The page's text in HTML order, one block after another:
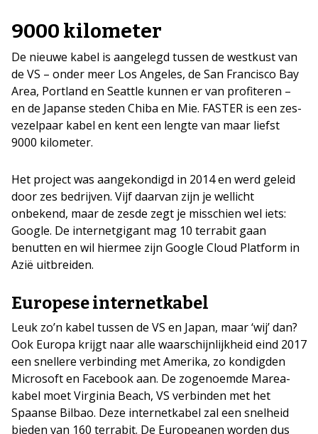
9000 kilometer
De nieuwe kabel is aangelegd tussen de westkust van
de VS – onder meer Los Angeles, de San Francisco Bay
Area, Portland en Seattle kunnen er van profiteren –
en de Japanse steden Chiba en Mie. FASTER is een zes-
vezelpaar kabel en kent een lengte van maar liefst
9000 kilometer.
Het project was aangekondigd in 2014 en werd geleid
door zes bedrijven. Vijf daarvan zijn je wellicht
onbekend, maar de zesde zegt je misschien wel iets:
Google. De internetgigant mag 10 terrabit gaan
benutten en wil hiermee zijn Google Cloud Platform in
Azië uitbreiden.
Europese internetkabel
Leuk zo’n kabel tussen de VS en Japan, maar ‘wij’ dan?
Ook Europa krijgt naar alle waarschijnlijkheid eind 2017
een snellere verbinding met Amerika, zo kondigden
Microsoft en Facebook aan. De zogenoemde Marea-
kabel moet Virginia Beach, VS verbinden met het
Spaanse Bilbao. Deze internetkabel zal een snelheid
bieden van 160 terrabit. De Europeanen worden dus